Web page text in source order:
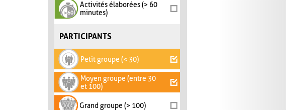
Activités élaborées (> 60
minutes)
PARTICIPANTS
Petit groupe (< 30)
Moyen groupe (entre 30
et 100)
Grand groupe (> 100)